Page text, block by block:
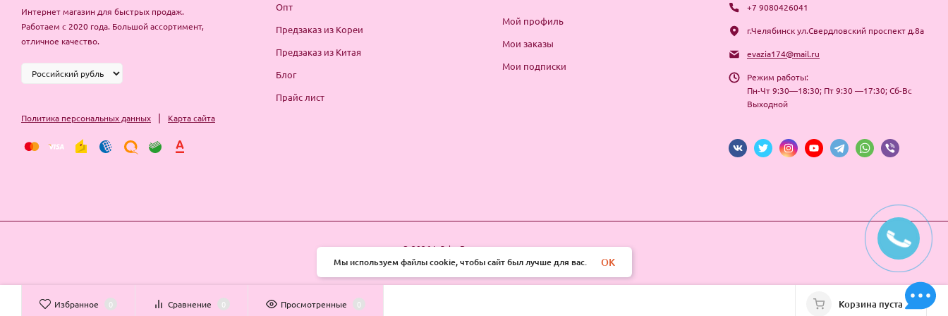
Интернет магазин для быстрых продаж.
Работаем с 2020 года. Большой ассортимент,
отличное качество.
Политика персональных данных | Карта сайта
Опт
Предзаказ из Кореи
Предзаказ из Китая
Блог
Прайс лист
Мой профиль
Мои заказы
Мои подписки
+7 9080426041
г.Челябинск ул.Свердловский проспект д.8а
evazia174@mail.ru
Режим работы:
Пн-Чт 9:30—18:30; Пт 9:30 —17:30; Сб-Вс
Выходной
© 2026 InSale. Все права защищены
Избранное 0 Сравнение 0 Просмотренные 0 Корзина пуста
Мы используем файлы cookie, чтобы сайт был лучше для вас. OK